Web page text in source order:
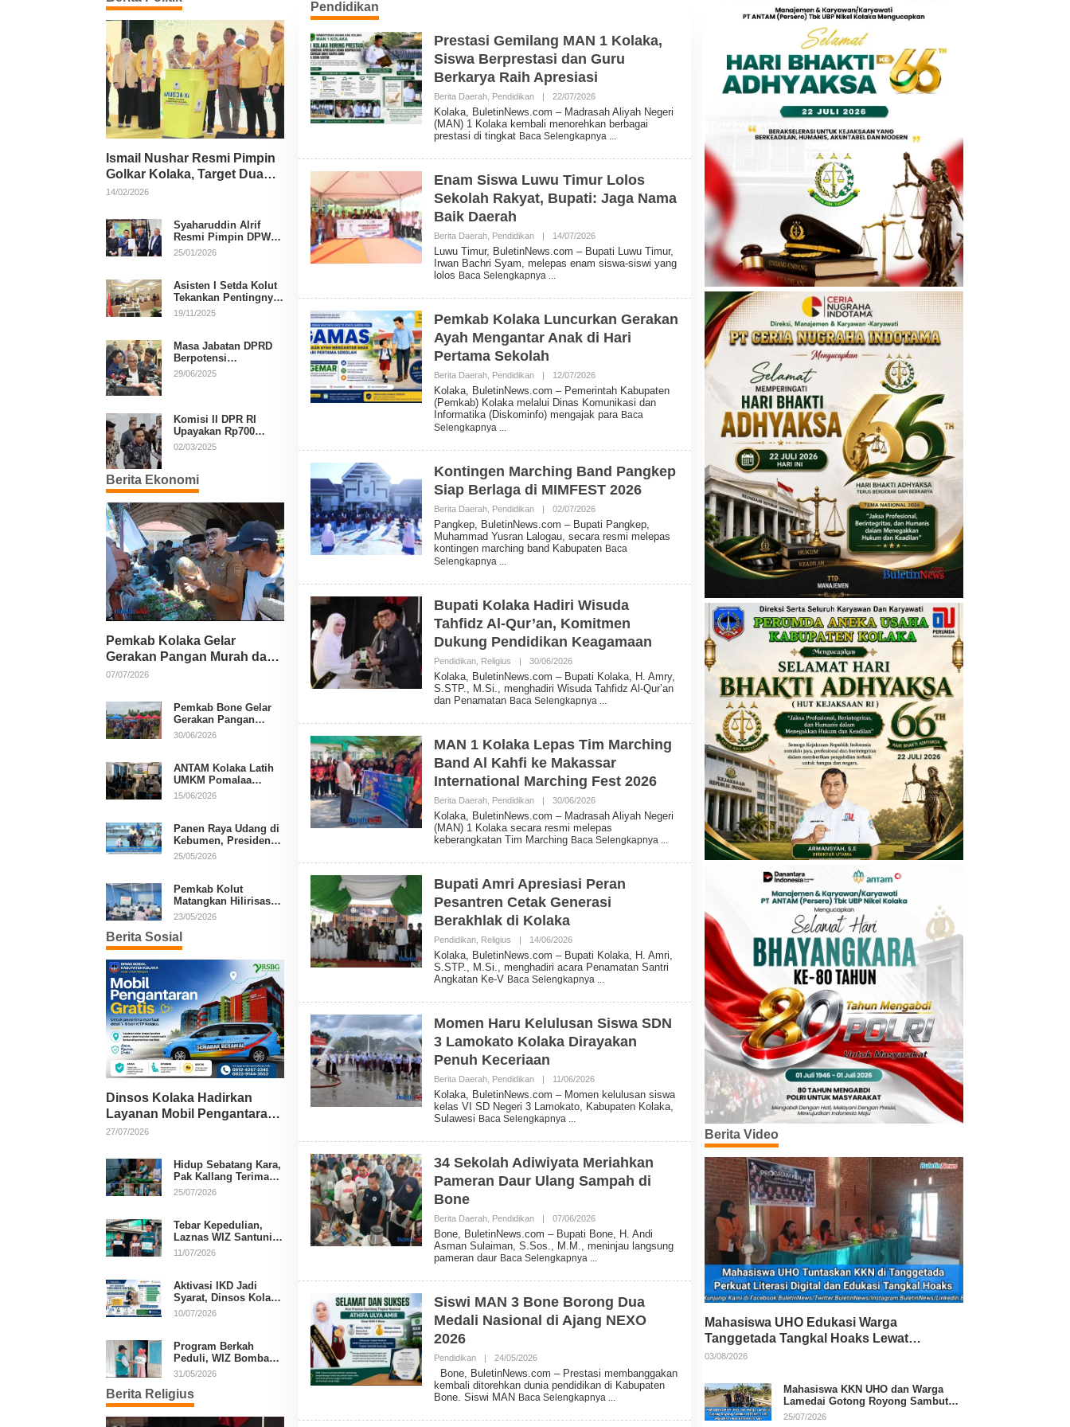
Ismail Nushar Resmi Pimpin
Golkar Kolaka, Target Dua
Kursi per Dapil
14/02/2026
Syaharuddin Alrif
Resmi Pimpin DPW
NasDem Sulsel
25/01/2026
Asisten I Setda Kolut
Tekankan Pentingnya
Pendidikan Politik
19/11/2025
Masa Jabatan DPRD
Berpotensi
Diperpanjang, Aria
29/06/2025
Komisi II DPR RI
Upayakan Rp700
Miliar dari APBN
Putusan MK
02/03/2025
Berita Ekonomi
Pemkab Kolaka Gelar
Gerakan Pangan Murah dan
Salurkan Pupuk Organik
07/07/2026
Pemkab Bone Gelar
Gerakan Pangan
Murah, Warga Serbu
30/06/2026
ANTAM Kolaka Latih
UMKM Pomalaa
Kembangkan Produk
15/06/2026
Panen Raya Udang di
Kebumen, Presiden
Prabowo Tekankan
25/05/2026
Pemkab Kolut
Matangkan Hilirisasi
Kakao dan Kelapa,
Daerah
23/05/2026
Berita Sosial
Dinsos Kolaka Hadirkan
Layanan Mobil Pengantaran
Gratis bagi Pasien Penerima
27/07/2026
Hidup Sebatang Kara,
Pak Kallang Terima
Bantuan dari Laznas
25/07/2026
Tebar Kepedulian,
Laznas WIZ Santuni
Anak Yatim dan
11/07/2026
Aktivasi IKD Jadi
Syarat, Dinsos Kolaka
Sosialisasikan
10/07/2026
Program Berkah
Peduli, WIZ Bombana
Bantu Lansia dan
31/05/2026
Berita Religius
Pendidikan
Prestasi Gemilang MAN 1 Kolaka,
Siswa Berprestasi dan Guru
Berkarya Raih Apresiasi
Berita Daerah, Pendidikan | 22/07/2026O
E
H
B
T
I
W
S
Kolaka, BuletinNews.com – Madrasah Aliyah Negeri
(MAN) 1 Kolaka kembali menorehkan berbagai
prestasi di tingkat Baca Selengkapnya
Enam Siswa Luwu Timur Lolos
Sekolah Rakyat, Bupati: Jaga Nama
Baik Daerah
Berita Daerah, Pendidikan | 14/07/2026O
E
H
E
T
I
W
S
Luwu Timur, BuletinNews.com – Bupati Luwu Timur,
Irwan Bachri Syam, melepas enam siswa-siswi yang
lolos Baca Selengkapnya
Pemkab Kolaka Luncurkan Gerakan
Ayah Mengantar Anak di Hari
Pertama Sekolah
Berita Daerah, Pendidikan | 12/07/2026O
L
E
H
B
E
I
N
N
E
W
S
Kolaka, BuletinNews.com – Pemerintah Kabupaten
(Pemkab) Kolaka melalui Dinas Komunikasi dan
Informatika (Diskominfo) mengajak para Baca
Selengkapnya
Kontingen Marching Band Pangkep
Siap Berlaga di MIMFEST 2026
Berita Daerah, Pendidikan | 02/07/2026O
E
H
B
E
I
N
N
E
Pangkep, BuletinNews.com – Bupati Pangkep,
Muhammad Yusran Lalogau, secara resmi melepas
kontingen marching band Kabupaten Baca
Selengkapnya
Bupati Kolaka Hadiri Wisuda
Tahfidz Al-Qur’an, Komitmen
Dukung Pendidikan Keagamaan
Pendidikan, Religius | 30/06/2026O
E
H
B
T
I
N
W
S
Kolaka, BuletinNews.com – Bupati Kolaka, H. Amry,
S.STP., M.Si., menghadiri Wisuda Tahfidz Al-Qur’an
dan Penamatan Baca Selengkapnya
MAN 1 Kolaka Lepas Tim Marching
Band Al Kahfi ke Makassar
International Marching Fest 2026
Berita Daerah, Pendidikan | 30/06/2026O
E
H
B
T
I
S
Kolaka, BuletinNews.com – Madrasah Aliyah Negeri
(MAN) 1 Kolaka secara resmi melepas
keberangkatan Tim Marching Baca Selengkapnya
Bupati Amri Apresiasi Peran
Pesantren Cetak Generasi
Berakhlak di Kolaka
Pendidikan, Religius | 14/06/2026O
E
H
B
T
I
W
S
Kolaka, BuletinNews.com – Bupati Kolaka, H. Amri,
S.STP., M.Si., menghadiri acara Penamatan Santri
Angkatan Ke-V Baca Selengkapnya
Momen Haru Kelulusan Siswa SDN
3 Lamokato Kolaka Dirayakan
Penuh Keceriaan
Berita Daerah, Pendidikan | 11/06/2026O
E
H
T
I
W
S
Kolaka, BuletinNews.com – Momen kelulusan siswa
kelas VI SD Negeri 3 Lamokato, Kabupaten Kolaka,
Sulawesi Baca Selengkapnya
34 Sekolah Adiwiyata Meriahkan
Pameran Daur Ulang Sampah di
Bone
Berita Daerah, Pendidikan | 07/06/2026O
L
E
H
B
T
I
N
S
Bone, BuletinNews.com – Bupati Bone, H. Andi
Asman Sulaiman, S.Sos., M.M., meninjau langsung
pameran daur Baca Selengkapnya
Siswi MAN 3 Bone Borong Dua
Medali Nasional di Ajang NEXO
2026
Pendidikan | 24/05/2026O
E
H
B
Bone, BuletinNews.com – Prestasi membanggakan
kembali ditorehkan dunia pendidikan di Kabupaten
Bone. Siswi MAN Baca Selengkapnya
Berita Video
Mahasiswa UHO Edukasi Warga
Tanggetada Tangkal Hoaks Lewat
Program Literasi
03/08/2026
Mahasiswa KKN UHO dan Warga
Lamedai Gotong Royong Sambut
HUT Ke-81 RI
25/07/2026